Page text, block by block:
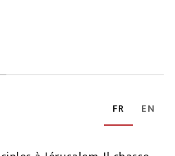
FR EN